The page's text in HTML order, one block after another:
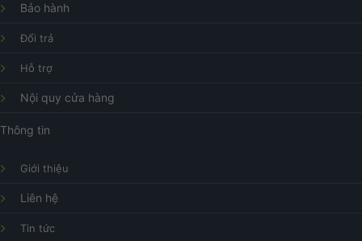
Bảo hành
Đổi trả
Hỗ trợ
Nội quy cửa hàng
Thông tin
Giới thiệu
Liên hệ
Tin tức